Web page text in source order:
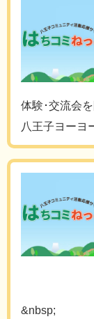
体験･交流会
八王子ヨーヨ
&nbsp;